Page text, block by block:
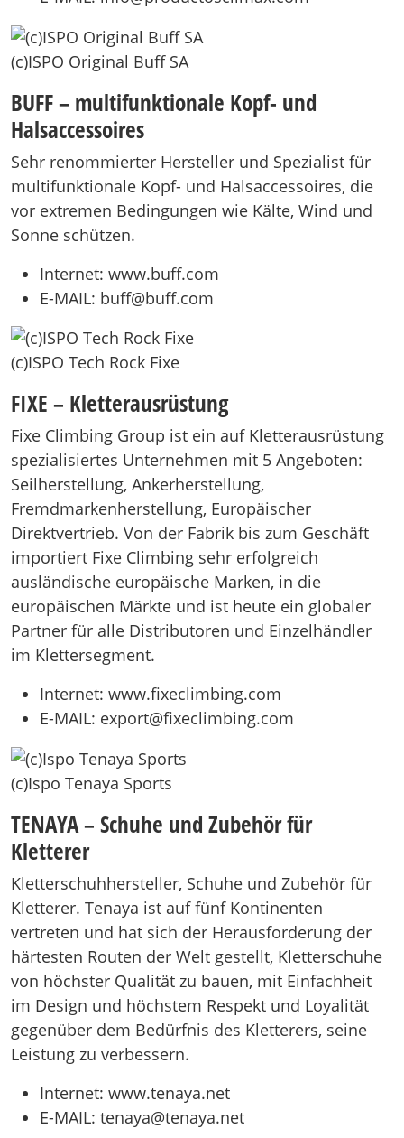
(c)ISPO Original Buff SA
BUFF – multifunktionale Kopf- und
Halsaccessoires
Sehr renommierter Hersteller und Spezialist für
multifunktionale Kopf- und Halsaccessoires, die
vor extremen Bedingungen wie Kälte, Wind und
Sonne schützen.
Internet: www.buff.com
E-MAIL: buff@buff.com
(c)ISPO Tech Rock Fixe
FIXE – Kletterausrüstung
Fixe Climbing Group ist ein auf Kletterausrüstung
spezialisiertes Unternehmen mit 5 Angeboten:
Seilherstellung, Ankerherstellung,
Fremdmarkenherstellung, Europäischer
Direktvertrieb. Von der Fabrik bis zum Geschäft
importiert Fixe Climbing sehr erfolgreich
ausländische europäische Marken, in die
europäischen Märkte und ist heute ein globaler
Partner für alle Distributoren und Einzelhändler
im Klettersegment.
Internet: www.fixeclimbing.com
E-MAIL: export@fixeclimbing.com
(c)Ispo Tenaya Sports
TENAYA – Schuhe und Zubehör für
Kletterer
Kletterschuhhersteller, Schuhe und Zubehör für
Kletterer. Tenaya ist auf fünf Kontinenten
vertreten und hat sich der Herausforderung der
härtesten Routen der Welt gestellt, Kletterschuhe
von höchster Qualität zu bauen, mit Einfachheit
im Design und höchstem Respekt und Loyalität
gegenüber dem Bedürfnis des Kletterers, seine
Leistung zu verbessern.
Internet: www.tenaya.net
E-MAIL: tenaya@tenaya.net